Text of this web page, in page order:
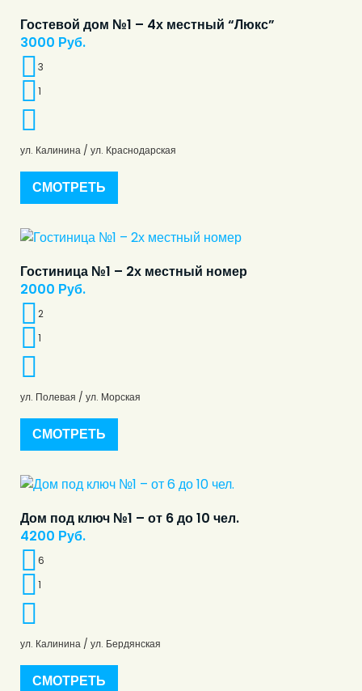
Гостевой дом №1 – 4х местный “Люкс”
3000 Руб.
3
1
ул. Калинина / ул. Краснодарская
СМОТРЕТЬ
Гостиница №1 – 2х местный номер
2000 Руб.
2
1
ул. Полевая / ул. Морская
СМОТРЕТЬ
Дом под ключ №1 – от 6 до 10 чел.
4200 Руб.
6
1
ул. Калинина / ул. Бердянская
СМОТРЕТЬ